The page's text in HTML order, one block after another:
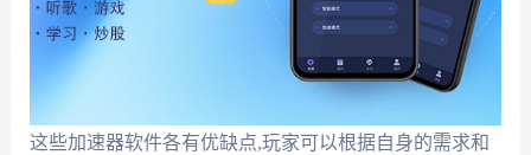
这些加速器软件各有优缺点,玩家可以根据自身的需求和